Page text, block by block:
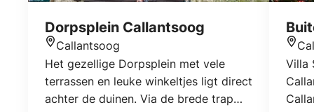
Dorpsplein Callantsoog
Callantsoog
Het gezellige Dorpsplein met vele
terrassen en leuke winkeltjes ligt direct
achter de duinen. Via de brede trap
Villa